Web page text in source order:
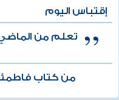
إقتباس اليوم
تعلم من
من كتاب